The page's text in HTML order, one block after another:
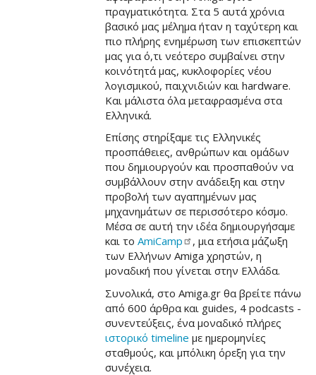
πραγματικότητα. Στα 5 αυτά χρόνια
βασικό μας μέλημα ήταν η ταχύτερη και
πιο πλήρης ενημέρωση των επισκεπτών
μας για ό,τι νεότερο συμβαίνει στην
κοινότητά μας, κυκλοφορίες νέου
λογισμικού, παιχνιδιών και hardware.
Και μάλιστα όλα μεταφρασμένα στα
Ελληνικά.
Επίσης στηρίξαμε τις Ελληνικές
προσπάθειες, ανθρώπων και ομάδων
που δημιουργούν και προσπαθούν να
συμβάλλουν στην ανάδειξη και στην
προβολή των αγαπημένων μας
μηχανημάτων σε περισσότερο κόσμο.
Μέσα σε αυτή την ιδέα δημιουργήσαμε
και τοAmiCamp
, μια ετήσια μάζωξη
των Ελλήνων Amiga χρηστών, η
μοναδική που γίνεται στην Ελλάδα.
Συνολικά, στο Amiga.gr θα βρείτε πάνω
από 600 άρθρα και guides, 4 podcasts -
συνεντεύξεις, ένα μοναδικό πλήρες
ιστορικό timeline με ημερομηνίες
σταθμούς, και μπόλικη όρεξη για την
συνέχεια.